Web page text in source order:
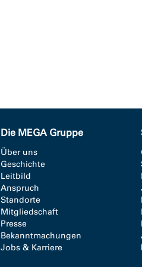
Die MEGA Gruppe
Über uns
Geschichte
Leitbild
Anspruch
Standorte
Mitgliedschaft
Presse
Bekanntmachungen
Jobs & Karriere